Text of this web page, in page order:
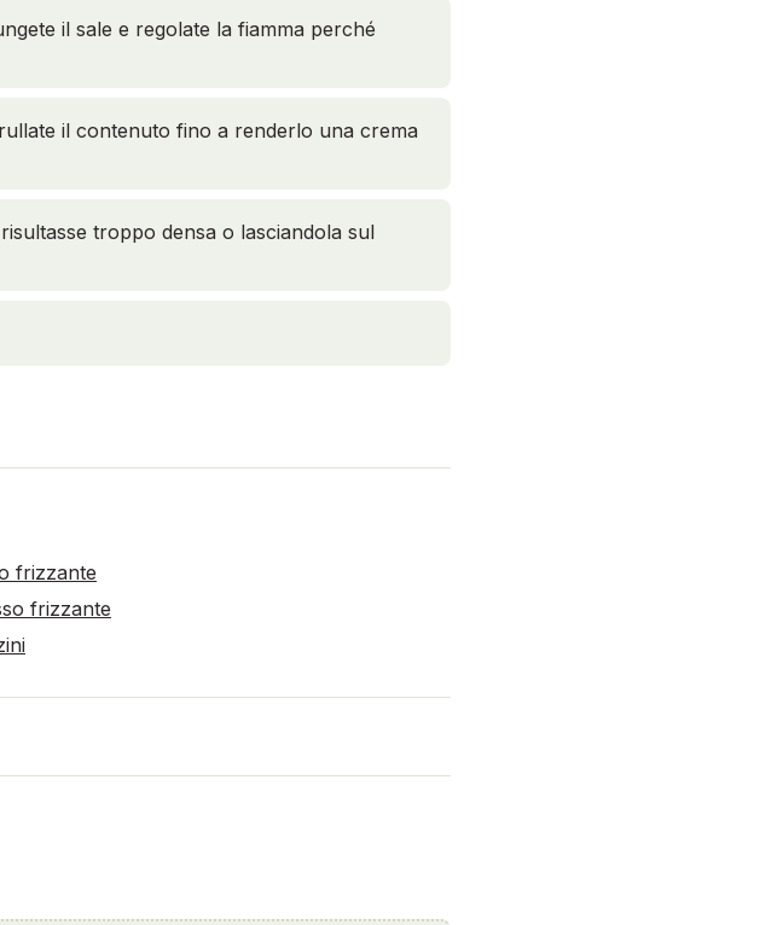
il sale e regolate la fiamma perché
il contenuto fino a renderlo una crema
troppo densa o lasciandola sul
frizzante
frizzante